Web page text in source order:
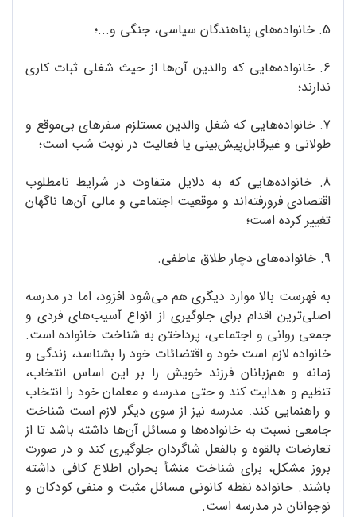
5. خانواده‌های پناهندگان سیاسی، جنگی و...؛
6. خانواده‌هایی که والدین آن‌ها از حیث شغلی ثبات کاری
ندارند؛
7. خانواده‌هایی که شغل والدین مستلزم سفرهای بی‌موقع و
طولانی و غیرقابل‌پیش‌بینی یا فعالیت در نوبت شب است؛
8. خانواده‌هایی که به دلایل متفاوت در شرایط نامطلوب
اقتصادی فرورفته‌اند و موقعیت اجتماعی و مالی آن‌ها ناگهان
تغییر کرده است؛
9. خانواده‌های دچار طلاق عاطفی.
به فهرست بالا موارد دیگری هم می‌شود افزود، اما در مدرسه
اصلی‌ترین اقدام برای جلوگیری از انواع آسیب‌های فردی و
جمعی روانی و اجتماعی، پرداختن به شناخت خانواده است.
خانواده لازم است خود و اقتضائات خود را بشناسد، زندگی و
زمانه و هم‌زبانان فرزند خویش را بر این اساس انتخاب،
تنظیم و هدایت کند و حتی مدرسه و معلمان خود را انتخاب
و راهنمایی کند. مدرسه نیز از سوی دیگر لازم است شناخت
جامعی نسبت به خانواده‌ها و مسائل آن‌ها داشته باشد تا از
تعارضات بالقوه و بالفعل شاگردان جلوگیری کند و در صورت
بروز مشکل، برای شناخت منشأ بحران اطلاع کافی داشته
باشند. خانواده نقطه کانونی مسائل مثبت و منفی کودکان و
نوجوانان در مدرسه است.